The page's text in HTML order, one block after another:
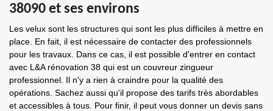
38090 et ses environs
Les velux sont les structures qui sont les plus difficiles à mettre en
place. En fait, il est nécessaire de contacter des professionnels
pour les travaux. Dans ce cas, il est possible d'entrer en contact
avec L&A rénovation 38 qui est un couvreur zingueur
professionnel. Il n'y a rien à craindre pour la qualité des
opérations. Sachez aussi qu'il propose des tarifs très abordables
et accessibles à tous. Pour finir, il peut vous donner un devis sans